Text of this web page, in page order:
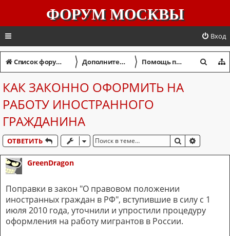
ФОРУМ МОСКВЫ
Вход
Список форумов 〉 Дополнительный форум 〉 Помощь приезжим
КАК ЗАКОННО ОФОРМИТЬ НА
РАБОТУ ИНОСТРАННОГО
ГРАЖДАНИНА
ОТВЕТИТЬ ПОИСК
GreenDragon
Поправки в закон "О правовом положении
иностранных граждан в РФ", вступившие в силу с 1
июля 2010 года, уточнили и упростили процедуру
оформления на работу мигрантов в России.